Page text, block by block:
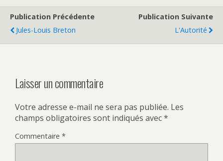
Publication Précédente
Jules-Louis Breton
Publication Suivante
L'Autorité
Laisser un commentaire
Votre adresse e-mail ne sera pas publiée. Les
champs obligatoires sont indiqués avec*
Commentaire *